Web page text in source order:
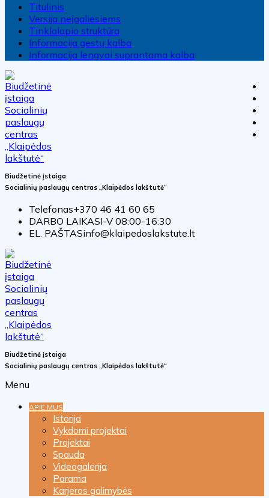
Titulinis
Versija neįgaliesiems
Tinklalapio struktūra
Informacija gestų kalba
Informacija lengvai suprantama kalba
Biudžetinė įstaiga
Socialinių paslaugų centras „Klaipėdos lakštutė“
Telefonas+370 46 41 60 65
DARBO LAIKASI-V 08:00-16:30
EL. PAŠTASinfo@klaipedoslakstute.lt
Biudžetinė įstaiga
Socialinių paslaugų centras „Klaipėdos lakštutė“
Menu
APIE MUS
Istorija
Vykdomi projektai
Projektai
Spauda
Videogalerija
Parama
Karjeros galimybės